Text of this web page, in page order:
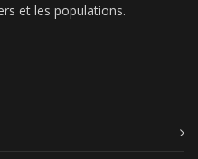
et les populations.